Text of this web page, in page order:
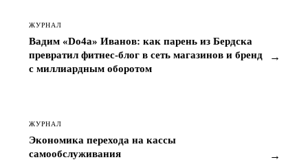
ЖУРНАЛ
Вадим «Do4a» Иванов: как парень из Бердска
превратил фитнес-блог в сеть магазинов и бренд
с миллиардным оборотом
→
ЖУРНАЛ
Экономика перехода на кассы
самообслуживания
→